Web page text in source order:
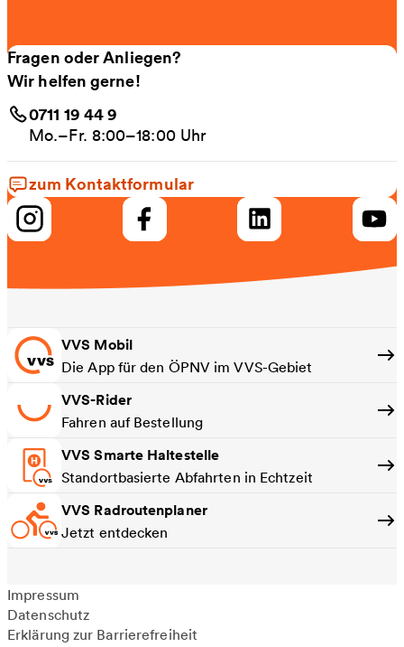
Fragen oder Anliegen?
Wir helfen gerne!
0711 19 44 9
Mo.–Fr. 8:00–18:00 Uhr
zum Kontaktformular
VVS Mobil
Die App für den ÖPNV im VVS-Gebiet
VVS-Rider
Fahren auf Bestellung
VVS Smarte Haltestelle
Standortbasierte Abfahrten in Echtzeit
VVS Radroutenplaner
Jetzt entdecken
Impressum
Datenschutz
Erklärung zur Barrierefreiheit